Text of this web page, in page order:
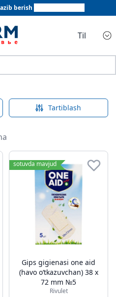
berish
Til
Tartiblash
sotuvda mavjud
Gips gigienasi one aid
(havo oʻtkazuvchan) 38 x
72 mm №5
Rivulet